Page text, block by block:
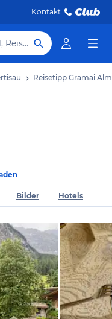
Kontakt
Hotel, Reiseziel
Reisetipp Gramai Alm
Bilder Hotels